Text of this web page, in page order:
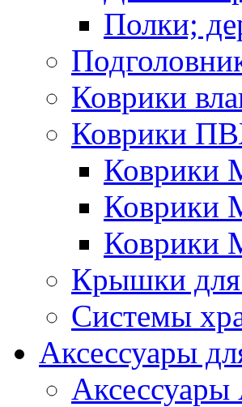
Полки;
Коврики
Коврики
Коврики
Коврики
Коврики
Крышки для
Системы
Аксессуары
Аксессуары